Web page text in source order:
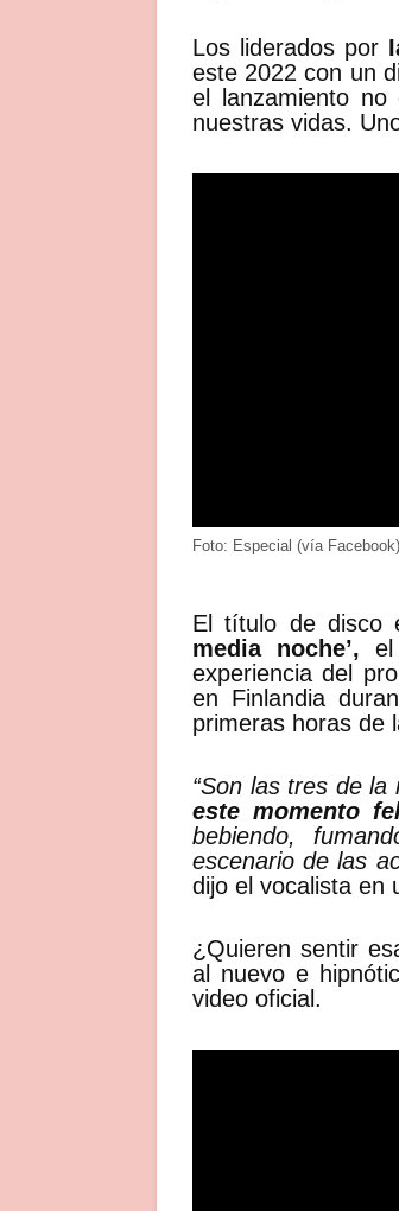
Los liderados por
este 2022 con un
el lanzamiento
nuestras vidas.
Foto: Especial (vía
El título de disco
media noche’, el
experiencia del
en Finlandia
primeras horas de
“Son las tres de
este momento
bebiendo,
escenario de las
dijo el vocalista en
¿Quieren sentir
al nuevo e
video oficial.